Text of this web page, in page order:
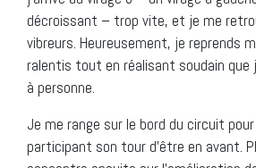
décroissant – trop vite, et je me
vibreurs. Heureusement, je reprends
ralentis tout en réalisant soudain que
à personne.
Je me range sur le bord du circuit
participant son tour d’être en avant.